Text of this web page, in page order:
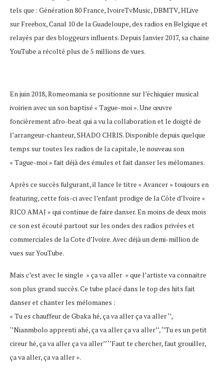
tels que : Génération 80 France, IvoireTvMusic, DBMTV, HLive
sur Freebox, Canal 10 de la Guadeloupe, des radios en Belgique et
relayés par des bloggeurs influents. Depuis Janvier 2017, sa chaine
YouTube a récolté plus de 5 millions de vues.
En juin 2018, Romeomania se positionne sur l’échiquier musical
ivoirien avec un son baptisé « Tague-moi ». Une œuvre
foncièrement afro-beat qui a vu la collaboration et le doigté de
l’arrangeur-chanteur, SHADO CHRIS. Disponible depuis quelque
temps sur toutes les radios de la capitale, le nouveau son
« Tague-moi » fait déjà des émules et fait danser les mélomanes.
Après ce succès fulgurant, il lance le titre « Avancer » toujours en
featuring, cette fois-ci avec l’enfant prodige de la Côte d’Ivoire «
RICO AMAJ » qui continue de faire danser. En moins de deux mois
ce son est écouté partout sur les ondes des radios privées et
commerciales de la Cote d’Ivoire. Avec déjà un demi-million de
vues sur YouTube.
Mais c’est avec le single » ça va aller » que l’artiste va connaitre
son plus grand succès. Ce tube placé dans le top des hits fait
danser et chanter les mélomanes :
« Tu es chauffeur de Gbaka hé, ça va aller ça va aller ‘’,
‘’Nianmbolo apprenti ahé, ça va aller ça va aller’’, ‘’Tu es un petit
cireur hé, ça va aller ça va aller’’ ‘’Faut te chercher, faut grouiller,
ça va aller, ça va aller ».